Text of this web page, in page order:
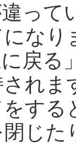
って
なり
戻る
れま
する
じた